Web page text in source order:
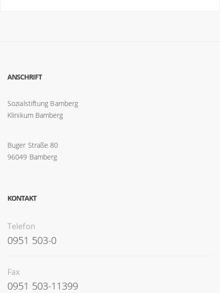
ANSCHRIFT
Sozialstiftung Bamberg
Klinikum Bamberg
Buger Straße 80
96049 Bamberg
KONTAKT
Telefon
0951 503-0
Fax
0951 503-11399